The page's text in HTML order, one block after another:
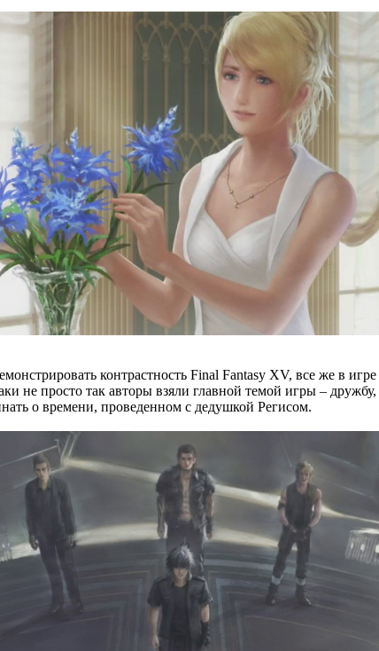
контрастность Final Fantasy XV, все же в
не просто так авторы взяли главной темой игры –
о времени, проведенном с дедушкой Регисом.